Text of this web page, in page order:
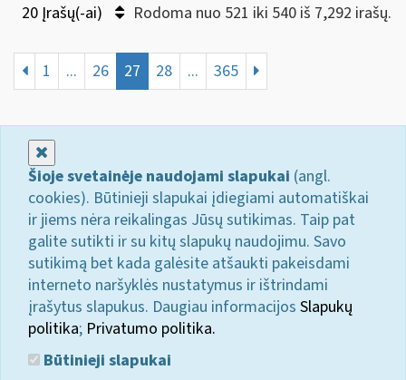
20 Įrašų(-ai) Rodoma nuo 521 iki 540 iš 7,292 irašų.
1 ... 26 27 28 ... 365
Šioje svetainėje naudojami slapukai (angl.
cookies). Būtinieji slapukai įdiegiami automatiškai
ir jiems nėra reikalingas Jūsų sutikimas. Taip pat
galite sutikti ir su kitų slapukų naudojimu. Savo
sutikimą bet kada galėsite atšaukti pakeisdami
interneto naršyklės nustatymus ir ištrindami
įrašytus slapukus. Daugiau informacijos Slapukų
politika; Privatumo politika.
Būtinieji slapukai